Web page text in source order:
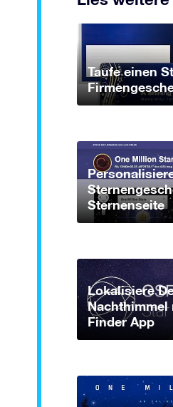
Taufe einen
Sternenseite
Lokalisiere
Nachthimmel
Finder App